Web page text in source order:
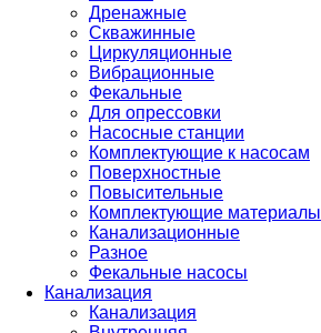
Дренажные
Скважинные
Циркуляционные
Вибрационные
Фекальные
Для опрессовки
Насосные станции
Комплектующие к насосам
Поверхностные
Повысительные
Комплектующие материалы
Канализационные
Разное
Фекальные насосы
Канализация
Канализация